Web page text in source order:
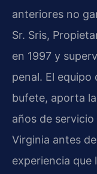
anteriores no
Sr. Sris,
en 1997 y
penal. El equipo
bufete, aporta
años de
Virginia antes
experiencia que